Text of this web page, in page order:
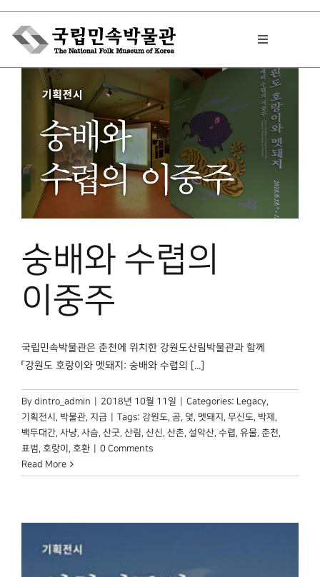
Skip
content
Toggle
박물관에서는
민속이야기
민속 인사이드
원문보기 PDF
숭배와 수렵의
이중주
국립민속박물관은 춘천에 위치한 강원도산림박물관과 함께
「강원도 호랑이와 멧돼지: 숭배와 수렵의 [...]
By dintro_admin 2018년 10월 11일 Categories: Legacy
기획전시
박물관, 지금 Tags: 강원도 곰 덫 멧돼지 무신도 박제
백두대간 사냥 사슴 산굿 산림 산신 산촌 설악산 수렵 유물 춘천
표범 호랑이 호환
0 Comments
Read More